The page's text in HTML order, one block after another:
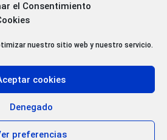
el Consentimiento
nuestro sitio web y nuestro servicio.
cookies
Denegado
preferencias
Cope Astorga 14.20 horas 7 de
acoge este fin de semana un
Astorga 7 de Agosto 2026
para el XXVII Torneo de
de Santa Marta